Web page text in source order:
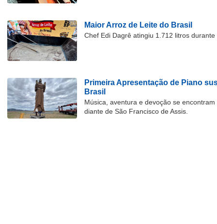
Maior Arroz de Leite do Brasil
Chef Edi Dagrê atingiu 1.712 litros
Primeira Apresentação de Piano
Brasil
Música, aventura e devoção se
diante de São Francisco de Assis.